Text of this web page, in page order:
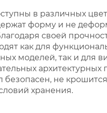
в различных
форму и не
своей
как для
моделей, так и для
архитектурных
безопасен, не
хранения.